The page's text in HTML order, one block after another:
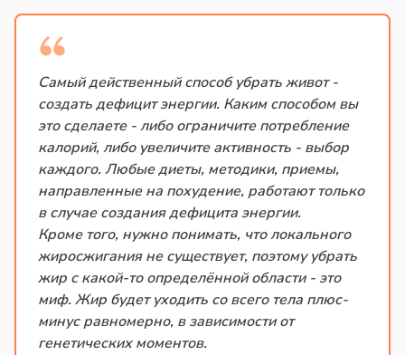
Самый действенный способ убрать живот -
создать дефицит энергии. Каким способом вы
это сделаете - либо ограничите потребление
калорий, либо увеличите активность - выбор
каждого. Любые диеты, методики, приемы,
направленные на похудение, работают только
в случае создания дефицита энергии.
Кроме того, нужно понимать, что локального
жиросжигания не существует, поэтому убрать
жир с какой-то определённой области - это
миф. Жир будет уходить со всего тела плюс-
минус равномерно, в зависимости от
генетических моментов.